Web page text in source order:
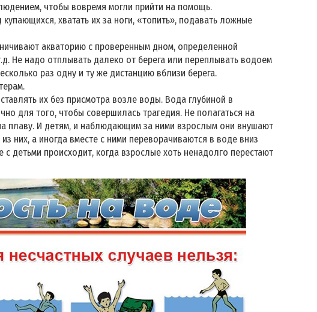
чтобы вовремя могли прийти на помощь.
хватать их за ноги, «топить», подавать ложные
акваторию с проверенным дном, определенной
Не надо отплывать далеко от берега или переплывать водоем
раз одну и ту же дистанцию вблизи берега.
их без присмотра возле воды. Вода глубиной в
для того, чтобы совершилась трагедия. Не полагаться на
плаву. И детям, и наблюдающим за ними взрослым они внушают
них, а иногда вместе с ними переворачиваются в воде вниз
детьми происходит, когда взрослые хоть ненадолго перестают